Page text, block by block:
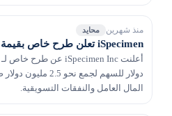
منذ شهرين محايد
iSpecimen تعلن طرح خاص بقيمة 2.5 مليون دولار
دولار للسهم لجمع نحو
المال العامل والنفقات التسويقية.